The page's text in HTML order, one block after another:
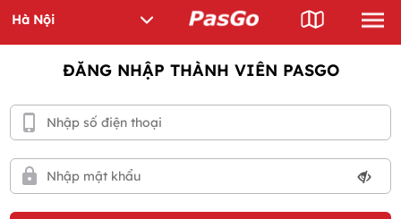
ĐĂNG NHẬP THÀNH VIÊN PASGO